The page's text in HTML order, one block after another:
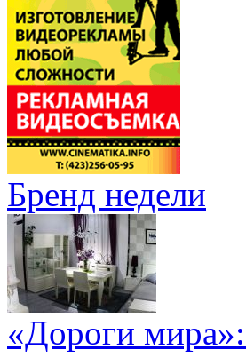
Бренд недели
«Дороги